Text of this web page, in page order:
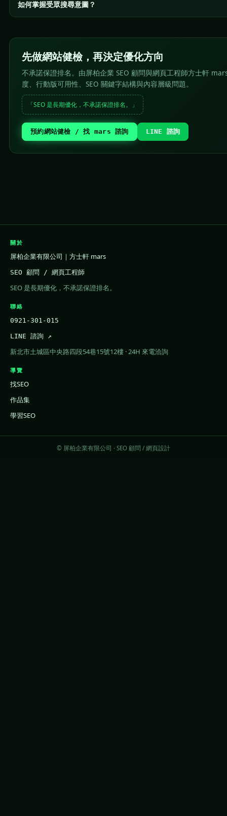
如何掌握受眾搜尋意圖？
先做網站健檢，再決定優化方向
不承諾保證排名。由屏柏企業 SEO 顧問與網頁工程師方士軒
度、行動版可用性、SEO 關鍵字結構與內容層級問題。
「SEO 是長期優化，不承諾保證排名。」
預約網站健檢 / 找 mars 諮詢 LINE 諮詢
關於
屏柏企業有限公司｜方士軒 mars
SEO 顧問 / 網頁工程師
SEO 是長期優化，不承諾保證排名。
聯絡
0921-301-015
LINE 諮詢 ↗
新北市土城區中央路四段54巷15號12樓 · 24H 來電洽詢
導覽
找SEO
作品集
學習SEO
© 屏柏企業有限公司 · SEO 顧問 / 網頁設計